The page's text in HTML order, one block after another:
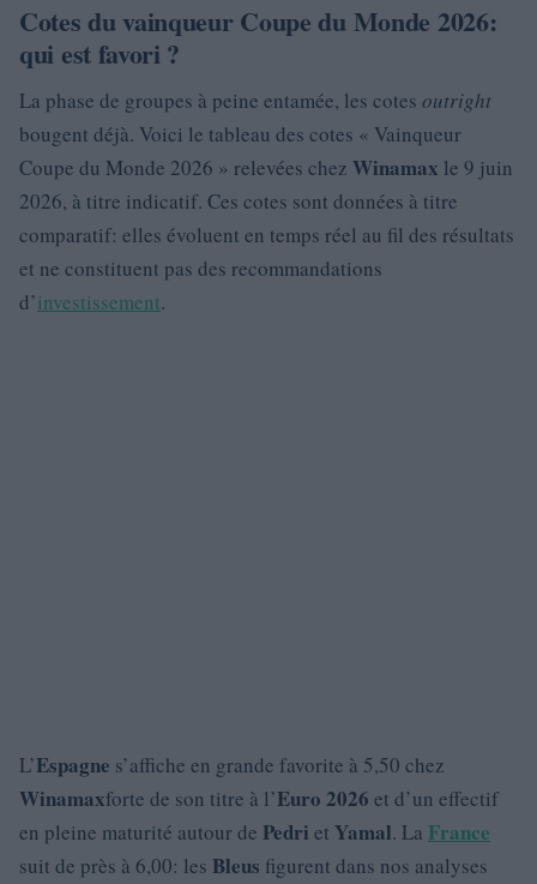
Cotes du vainqueur Coupe du Monde 2026:
qui est favori ?
La phase de groupes à peine entamée, les cotes outright
bougent déjà. Voici le tableau des cotes « Vainqueur
Coupe du Monde 2026 » relevées chez Winamax le 9 juin
2026, à titre indicatif. Ces cotes sont données à titre
comparatif: elles évoluent en temps réel au fil des résultats
et ne constituent pas des recommandations
d’investissement.
L’Espagne s’affiche en grande favorite à 5,50 chez
Winamaxforte de son titre à l’Euro 2026 et d’un effectif
en pleine maturité autour de Pedri et Yamal. La France
suit de près à 6,00: les Bleus figurent dans nos analyses